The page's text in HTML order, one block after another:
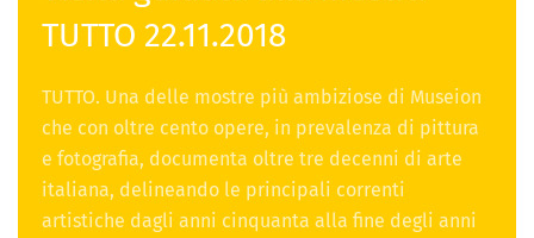
TUTTO 22.11.2018
TUTTO. Una delle mostre più ambiziose di Museion
che con oltre cento opere, in prevalenza di pittura
e fotografia, documenta oltre tre decenni di arte
italiana, delineando le principali correnti
artistiche dagli anni cinquanta alla fine degli anni